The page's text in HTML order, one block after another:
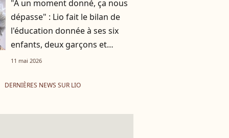
"A un moment donné, ça nous
dépasse" : Lio fait le bilan de
l'éducation donnée à ses six
enfants, deux garçons et
quatre filles
11 mai 2026
DERNIÈRES NEWS SUR LIO